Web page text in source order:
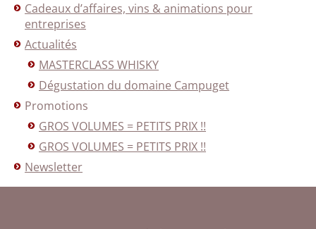
Cadeaux d’affaires, vins & animations pour
entreprises
Actualités
MASTERCLASS WHISKY
Dégustation du domaine Campuget
Promotions
GROS VOLUMES = PETITS PRIX !!
GROS VOLUMES = PETITS PRIX !!
Newsletter